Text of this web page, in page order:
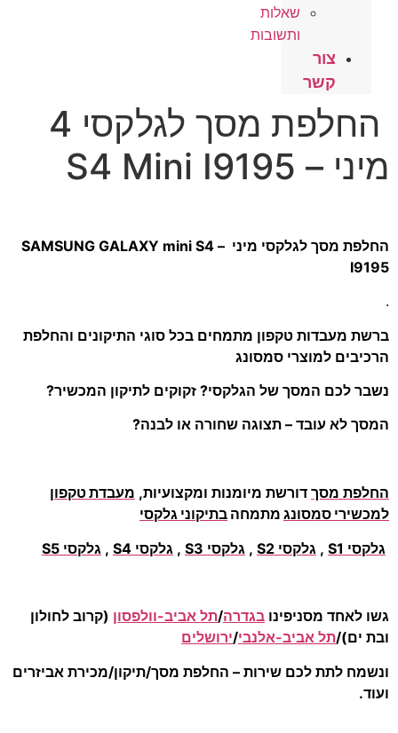
שאלות
ותשובות
צור
קשר
החלפת מסך לגלקסי 4
מיני – S4 Mini I9195
החלפת מסך לגלקסי מיני – SAMSUNG GALAXY mini S4
I9195
.
ברשת מעבדות טקפון מתמחים בכל סוגי התיקונים והחלפת
הרכיבים למוצרי סמסונג
נשבר לכם המסך של הגלקסי? זקוקים לתיקון המכשיר?
המסך לא עובד – תצוגה שחורה או לבנה?
החלפת מסך דורשת מיומנות ומקצועיות, מעבדת טקפון
למכשירי סמסונג מתמחה בתיקוני גלקסי
גלקסי S1
, גלקסי S2 , גלקסי S3 , גלקסי S4 , גלקסי S5
גשו לאחד מסניפינו בגדרה/תל אביב-וולפסון (קרוב לחולון
ובת ים)/תל אביב-אלנבי/ירושלים
ונשמח לתת לכם שירות – החלפת מסך/תיקון/מכירת אביזרים
ועוד.